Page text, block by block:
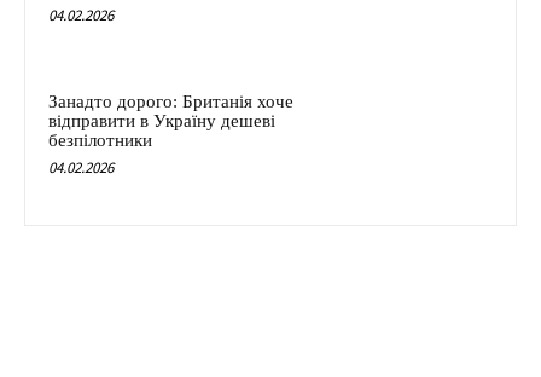
04.02.2026
Занадто дорого: Британія хоче
відправити в Україну дешеві
безпілотники
04.02.2026